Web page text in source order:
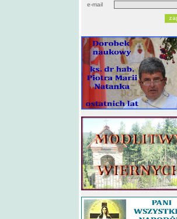
e-mail